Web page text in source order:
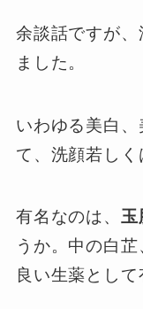
余談話ですが、
ました。
いわゆる美白
て、洗顔若しく
有名なのは、 玉
うか。中の白
良い生薬として